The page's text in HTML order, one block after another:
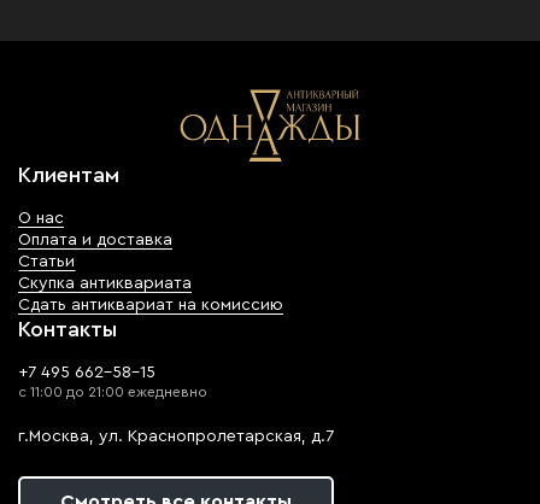
Клиентам
О нас
Оплата и доставка
Статьи
Скупка антиквариата
Сдать антиквариат на комиссию
Контакты
+7 495 662-58-15
с 11:00 до 21:00 ежедневно
г.Москва, ул. Краснопролетарская, д.7